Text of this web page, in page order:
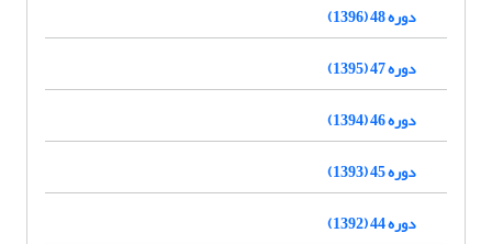
دوره 48 (1396)
دوره 47 (1395)
دوره 46 (1394)
دوره 45 (1393)
دوره 44 (1392)